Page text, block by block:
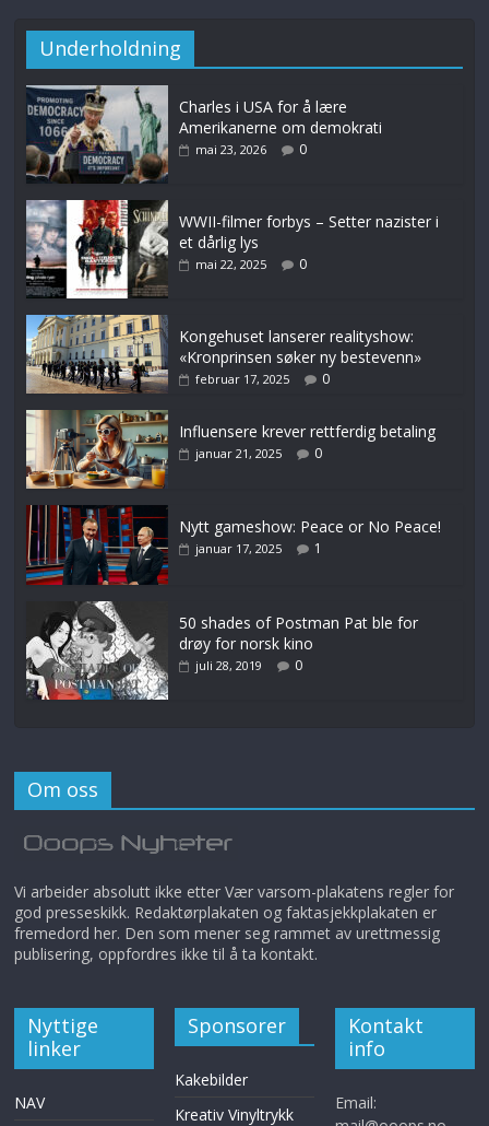
Underholdning
Charles i USA for å lære
Amerikanerne om demokrati
mai 23, 2026 0
WWII-filmer forbys – Setter nazister i
et dårlig lys
mai 22, 2025 0
Kongehuset lanserer realityshow:
«Kronprinsen søker ny bestevenn»
februar 17, 2025 0
Influensere krever rettferdig betaling
januar 21, 2025 0
Nytt gameshow: Peace or No Peace!
januar 17, 2025 1
50 shades of Postman Pat ble for
drøy for norsk kino
juli 28, 2019 0
Om oss
Vi arbeider absolutt ikke etter Vær varsom-plakatens regler for
god presseskikk. Redaktørplakaten og faktasjekkplakaten er
fremedord her. Den som mener seg rammet av urettmessig
publisering, oppfordres ikke til å ta kontakt.
Nyttige
linker
NAV
Sponsorer
Kakebilder
Kreativ Vinyltrykk
Kontakt
info
Email: